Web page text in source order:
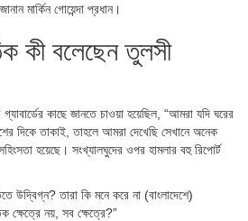
মার্কিন গোয়েন্দা প্রধান।
কী বলেছেন তুলসী
গ্যাবার্ডের কাছে জানতে চাওয়া হয়েছিল, “আমরা যদি ঘরের
দিকে তাকাই, তাহলে আমরা দেখেছি সেখানে অনেক
হয়েছে। সংখ্যালঘুদের ওপর হামলার বহু রিপোর্ট
উদ্বিগ্ন? তারা কি মনে করে না (বাংলাদেশে)
ক্ষেত্রে নয়, সব ক্ষেত্রে?”